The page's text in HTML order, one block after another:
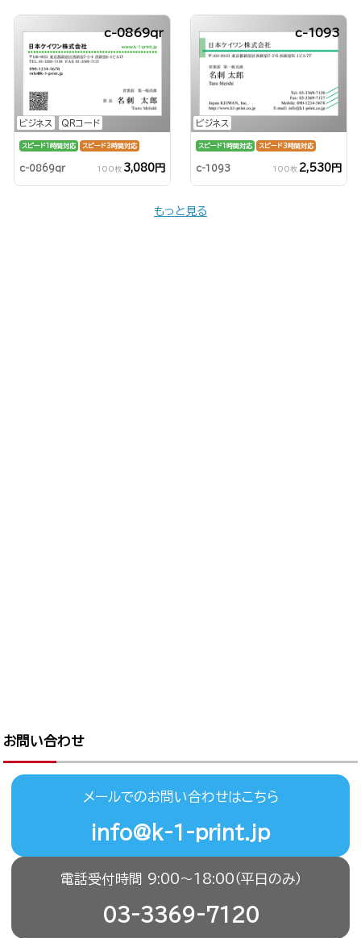
ビジネス QRコード
c-0869qr
スピード1時間対応 スピード3時間対応
c-0869qr 100枚 3,080円
ビジネス
c-1093
スピード1時間対応 スピード3時間対応
c-1093 100枚 2,530円
もっと見る
お問い合わせ
メールでのお問い合わせはこちら
info@k-1-print.jp
電話受付時間 9:00〜18:00（平日のみ）
03-3369-7120